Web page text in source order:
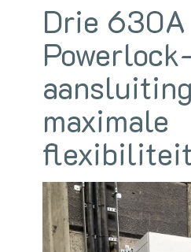
Drie 630A
maximale